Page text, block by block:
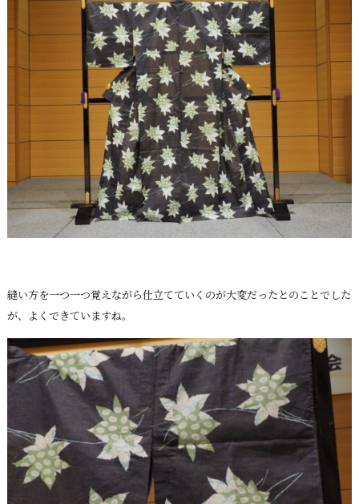
縫い方を一つ一つ覚えながら仕立てていくのが大変だったとのことでした
が、よくできていますね。